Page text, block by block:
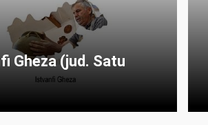
Gheza (jud. Satu